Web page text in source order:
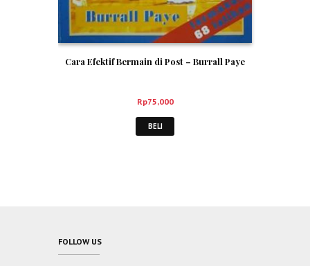
Cara Efektif Bermain di Post – Burrall Paye
Rp75,000
BELI
FOLLOW US